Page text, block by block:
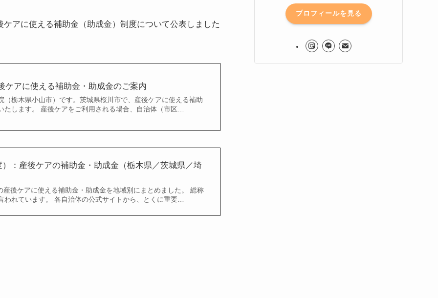
アに使える補助金（助成金）制度について公表しました
ケアに使える補助金・助成金のご案内
（栃木県小山市）です。茨城県桜川市で、産後ケアに使える補助
たします。 産後ケアをご利用される場合、自治体（市区…
：産後ケアの補助金・助成金（栃木県／茨城県／埼
産後ケアに使える補助金・助成金を地域別にまとめました。 総称
われています。 各自治体の公式サイトから、とくに重要…
プロフィールを見る